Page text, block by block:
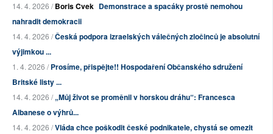
14. 4. 2026 /Boris Cvek Demonstrace a spacáky prostě nemohou
nahradit demokracii
14. 4. 2026 /Česká podpora izraelských válečných zločinců je absolutní
výjimkou ...
1. 4. 2026 /Prosíme, přispějte!! Hospodaření Občanského sdružení
Britské listy ...
14. 4. 2026 /„Můj život se proměnil v horskou dráhu“: Francesca
Albanese o výhrů...
14. 4. 2026 /Vláda chce poškodit české podnikatele, chystá se omezit